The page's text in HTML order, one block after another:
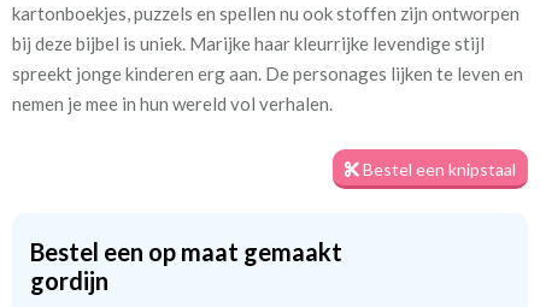
Stofbreedte: 280 cm
Meestal eerder, maar houd
rekening met
circa 2-3 weken
Linnen en viscose
We hebben bijna alle stoffen op voorraad, bestel daarom gerust
eerst een knipstaaltje.
kartonboekjes, puzzels en spellen nu ook stoffen zijn ontworpen
bij deze bijbel is uniek. Marijke haar kleurrijke levendige stijl
spreekt jonge kinderen erg aan. De personages lijken te leven en
nemen je mee in hun wereld vol verhalen.
Bestel een knipstaal
Bestel een op maat gemaakt
gordijn